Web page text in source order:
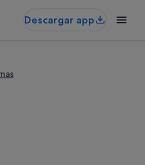
Descargar app